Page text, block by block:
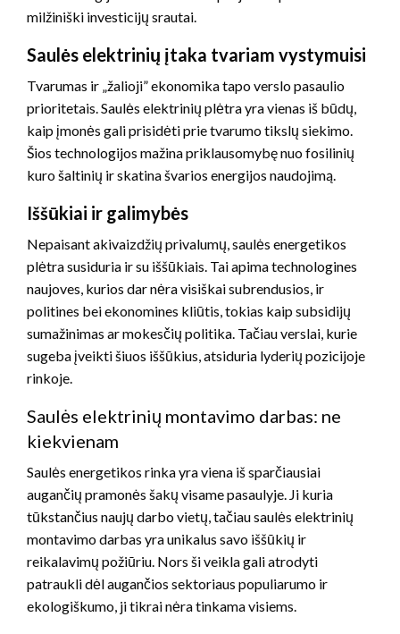
milžiniški investicijų srautai.
Saulės elektrinių įtaka tvariam vystymuisi
Tvarumas ir „žalioji” ekonomika tapo verslo pasaulio
prioritetais. Saulės elektrinių plėtra yra vienas iš būdų,
kaip įmonės gali prisidėti prie tvarumo tikslų siekimo.
Šios technologijos mažina priklausomybę nuo fosilinių
kuro šaltinių ir skatina švarios energijos naudojimą.
Iššūkiai ir galimybės
Nepaisant akivaizdžių privalumų, saulės energetikos
plėtra susiduria ir su iššūkiais. Tai apima technologines
naujoves, kurios dar nėra visiškai subrendusios, ir
politines bei ekonomines kliūtis, tokias kaip subsidijų
sumažinimas ar mokesčių politika. Tačiau verslai, kurie
sugeba įveikti šiuos iššūkius, atsiduria lyderių pozicijoje
rinkoje.
Saulės elektrinių montavimo darbas: ne
kiekvienam
Saulės energetikos rinka yra viena iš sparčiausiai
augančių pramonės šakų visame pasaulyje. Ji kuria
tūkstančius naujų darbo vietų, tačiau saulės elektrinių
montavimo darbas yra unikalus savo iššūkių ir
reikalavimų požiūriu. Nors ši veikla gali atrodyti
patraukli dėl augančios sektoriaus populiarumo ir
ekologiškumo, ji tikrai nėra tinkama visiems.